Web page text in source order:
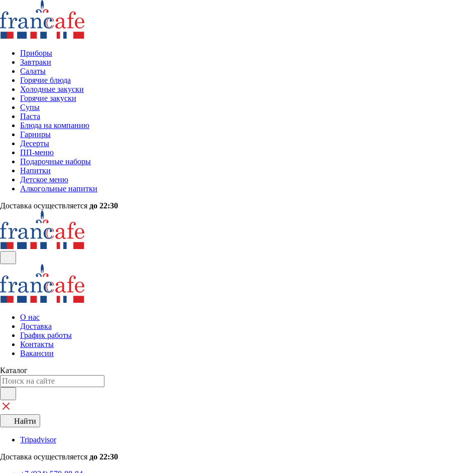
Приборы
Завтраки
Салаты
Горячие блюда
Холодные закуски
Горячие закуски
Супы
Паста
Блюда на компанию
Гарниры
Десерты
ПП-меню
Подарочные наборы
Напитки
Детское меню
Алкогольные напитки
Доставка осуществляется до 22:30
О нас
Доставка
График работы
Контакты
Вакансии
Каталог
Найти
Tripadvisor
Доставка осуществляется до 22:30